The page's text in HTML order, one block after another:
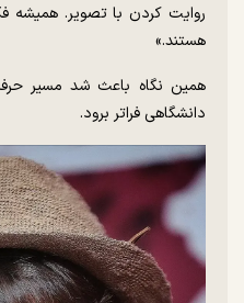
روایت کردن با تصویر. همیشه
هستند.»
همین نگاه باعث شد مسیر
دانشگاهی فراتر برود.